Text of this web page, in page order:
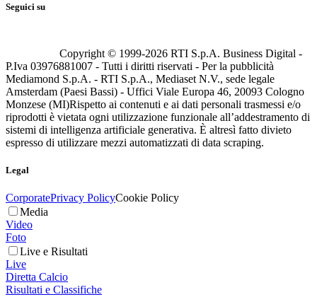
Seguici su
Copyright © 1999-2026 RTI S.p.A. Business Digital -
P.Iva 03976881007 - Tutti i diritti riservati - Per la pubblicità
Mediamond S.p.A. - RTI S.p.A., Mediaset N.V., sede legale
Amsterdam (Paesi Bassi) - Uffici Viale Europa 46, 20093 Cologno
Monzese (MI)Rispetto ai contenuti e ai dati personali trasmessi e/o
riprodotti è vietata ogni utilizzazione funzionale all’addestramento di
sistemi di intelligenza artificiale generativa. È altresì fatto divieto
espresso di utilizzare mezzi automatizzati di data scraping.
Legal
CorporatePrivacy PolicyCookie Policy
Media
Video
Foto
Live e Risultati
Live
Diretta Calcio
Risultati e Classifiche